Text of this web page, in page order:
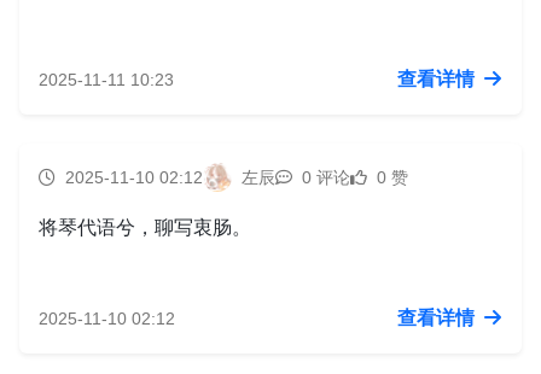
2025-11-11 10:23 查看详情
2025-11-10 02:12 左辰 0 评论 0 赞
将琴代语兮，聊写衷肠。
2025-11-10 02:12 查看详情